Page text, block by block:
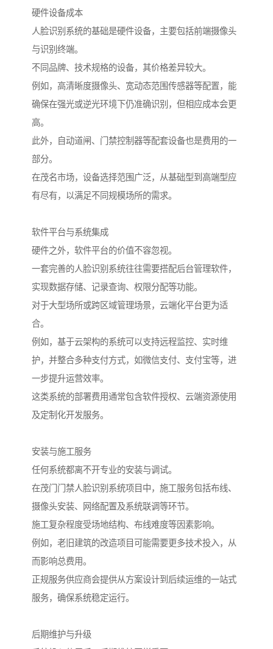
硬件设备成本
人脸识别系统的基础是硬件设备，主要包括前端摄像头
与识别终端。
不同品牌、技术规格的设备，其价格差异较大。
例如，高清晰度摄像头、宽动态范围传感器等配置，能
确保在强光或逆光环境下仍准确识别，但相应成本会更
高。
此外，自动道闸、门禁控制器等配套设备也是费用的一
部分。
在茂名市场，设备选择范围广泛，从基础型到高端型应
有尽有，以满足不同规模场所的需求。
软件平台与系统集成
硬件之外，软件平台的价值不容忽视。
一套完善的人脸识别系统往往需要搭配后台管理软件，
实现数据存储、记录查询、权限分配等功能。
对于大型场所或跨区域管理场景，云端化平台更为适
合。
例如，基于云架构的系统可以支持远程监控、实时维
护，并整合多种支付方式，如微信支付、支付宝等，进
一步提升运营效率。
这类系统的部署费用通常包含软件授权、云端资源使用
及定制化开发服务。
安装与施工服务
任何系统都离不开专业的安装与调试。
在茂门门禁人脸识别系统项目中，施工服务包括布线、
摄像头安装、网络配置及系统联调等环节。
施工复杂程度受场地结构、布线难度等因素影响。
例如，老旧建筑的改造项目可能需要更多技术投入，从
而影响总费用。
正规服务供应商会提供从方案设计到后续运维的一站式
服务，确保系统稳定运行。
后期维护与升级